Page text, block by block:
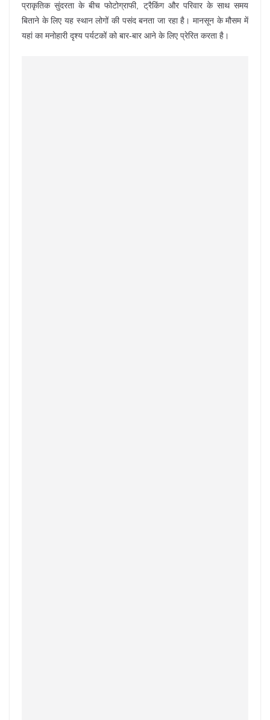
प्राकृतिक सुंदरता के बीच फोटोग्राफी, ट्रैकिंग और परिवार के साथ समय
बिताने के लिए यह स्थान लोगों की पसंद बनता जा रहा है। मानसून के मौसम में
यहां का मनोहारी दृश्य पर्यटकों को बार-बार आने के लिए प्रेरित करता है।